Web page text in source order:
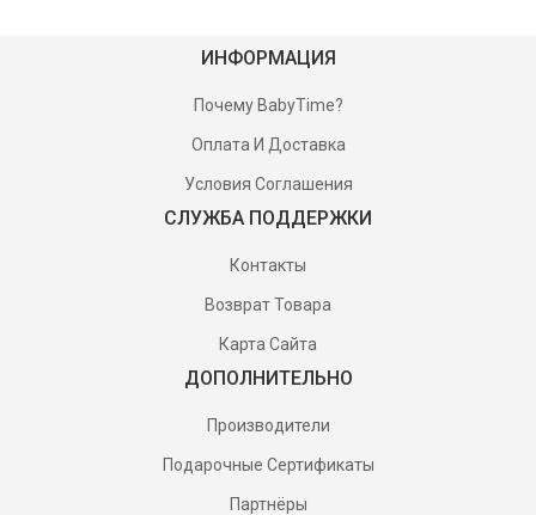
ИНФОРМАЦИЯ
Почему BabyTime?
Оплата И Доставка
Условия Соглашения
СЛУЖБА ПОДДЕРЖКИ
Контакты
Возврат Товара
Карта Сайта
ДОПОЛНИТЕЛЬНО
Производители
Подарочные Сертификаты
Партнёры